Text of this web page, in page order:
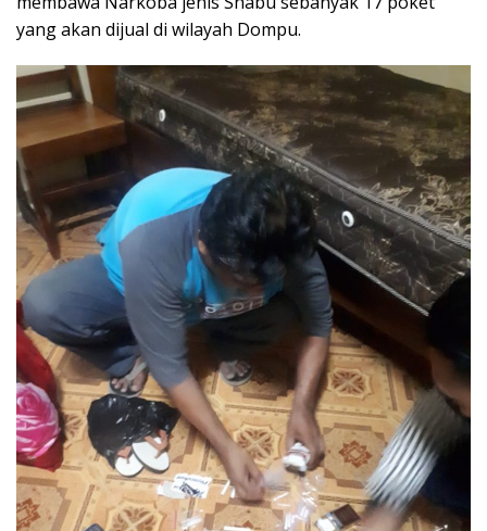
yang akan dijual di wilayah Dompu.